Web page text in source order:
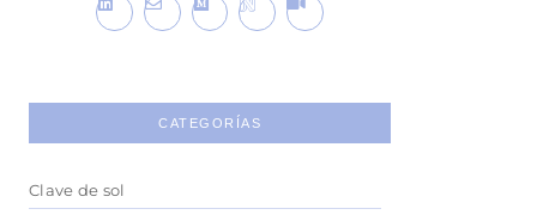
CATEGORÍAS
Clave de sol